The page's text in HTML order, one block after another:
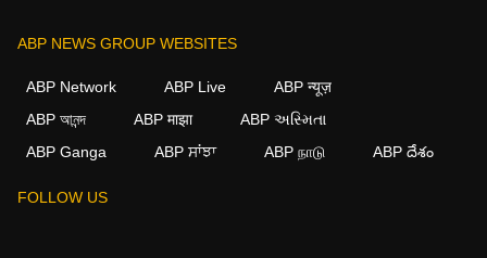
ABP NEWS GROUP WEBSITES
ABP Network ABP Live
ABP न्यूज़
ABP আনন্দ
ABP माझा
ABP અસ્મિતા
ABP Ganga
ABP ਸਾਂਝਾ ABP நாடு ABP దేశం
FOLLOW US